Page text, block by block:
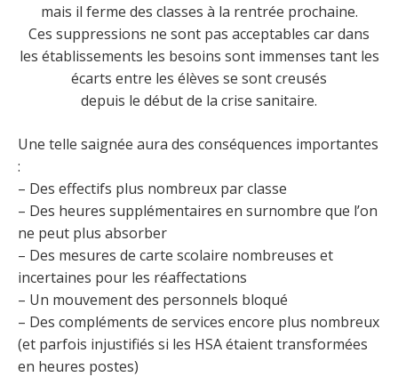
mais il ferme des classes à la rentrée prochaine.
Ces suppressions ne sont pas acceptables car dans
les établissements les besoins sont immenses tant les
écarts entre les élèves se sont creusés
depuis le début de la crise sanitaire.
Une telle saignée aura des conséquences importantes
:
– Des effectifs plus nombreux par classe
– Des heures supplémentaires en surnombre que l’on
ne peut plus absorber
– Des mesures de carte scolaire nombreuses et
incertaines pour les réaffectations
– Un mouvement des personnels bloqué
– Des compléments de services encore plus nombreux
(et parfois injustifiés si les HSA étaient transformées
en heures postes)